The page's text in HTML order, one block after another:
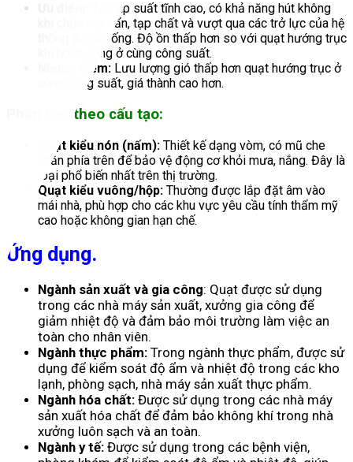
Tạo áp suất tĩnh cao, có khả năng hút không
khí chứa bụi bẩn, tạp chất và vượt qua các trở lực của hệ
thống đường ống. Độ ồn thấp hơn so với quạt hướng trục
khi hoạt động ở cùng công suất.
Nhược điểm: Lưu lượng gió thấp hơn quạt hướng trục ở
cùng công suất, giá thành cao hơn.
Phân loại theo cấu tạo:
Quạt kiểu nón (nấm): Thiết kế dạng vòm, có mũ che
chắn phía trên để bảo vệ động cơ khỏi mưa, nắng. Đây là
loại phổ biến nhất trên thị trường.
Quạt kiểu vuông/hộp: Thường được lắp đặt âm vào
mái nhà, phù hợp cho các khu vực yêu cầu tính thẩm mỹ
cao hoặc không gian hạn chế.
Ứng dụng.
Ngành sản xuất và gia công: Quạt được sử dụng
trong các nhà máy sản xuất, xưởng gia công để
giảm nhiệt độ và đảm bảo môi trường làm việc an
toàn cho nhân viên.
Ngành thực phẩm: Trong ngành thực phẩm, được sử
dụng để kiểm soát độ ẩm và nhiệt độ trong các kho
lạnh, phòng sạch, nhà máy sản xuất thực phẩm.
Ngành hóa chất: Được sử dụng trong các nhà máy
sản xuất hóa chất để đảm bảo không khí trong nhà
xưởng luôn sạch và an toàn.
Ngành y tế: Được sử dụng trong các bệnh viện,